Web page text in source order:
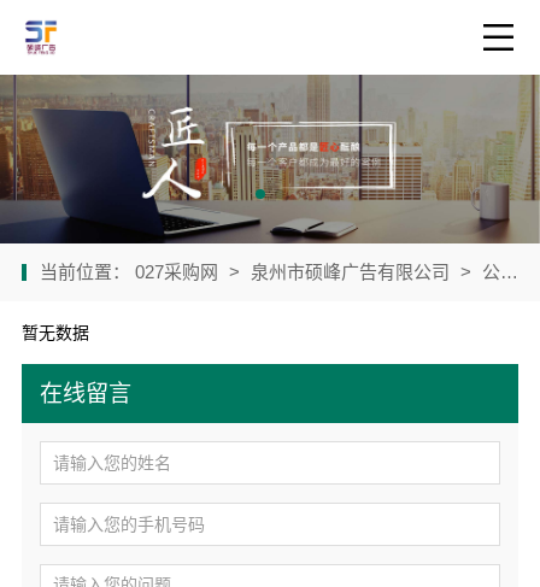
当前位置： 027采购网 > 泉州市硕峰广告有限公司 > 公司产品
在线留言
暂无数据